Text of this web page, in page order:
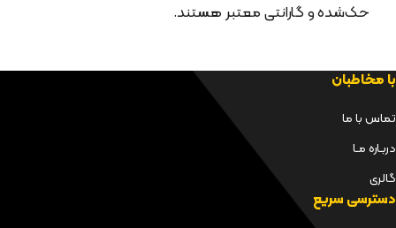
حک‌شده و گارانتی معتبر هستند.
با مخاطبان
تماس با ما
دربـاره مـا
گالری
دسترسی سریع